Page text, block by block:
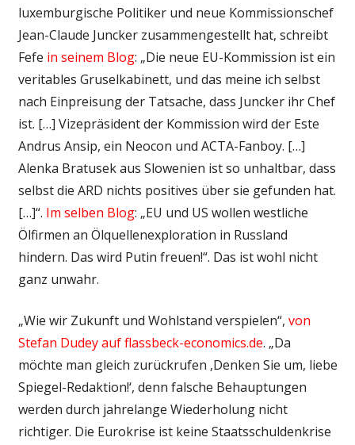
luxemburgische Politiker und neue Kommissionschef
Jean-Claude Juncker zusammengestellt hat, schreibt
Fefe in seinem Blog: „Die neue EU-Kommission ist ein
veritables Gruselkabinett, und das meine ich selbst
nach Einpreisung der Tatsache, dass Juncker ihr Chef
ist. […] Vizepräsident der Kommission wird der Este
Andrus Ansip, ein Neocon und ACTA-Fanboy. […]
Alenka Bratusek aus Slowenien ist so unhaltbar, dass
selbst die ARD nichts positives über sie gefunden hat.
[…]“. Im selben Blog: „EU und US wollen westliche
Ölfirmen an Ölquellenexploration in Russland
hindern. Das wird Putin freuen!“. Das ist wohl nicht
ganz unwahr.
„Wie wir Zukunft und Wohlstand verspielen“, von
Stefan Dudey auf flassbeck-economics.de. „Da
möchte man gleich zurückrufen ‚Denken Sie um, liebe
Spiegel-Redaktion!‘, denn falsche Behauptungen
werden durch jahrelange Wiederholung nicht
richtiger. Die Eurokrise ist keine Staatsschuldenkrise